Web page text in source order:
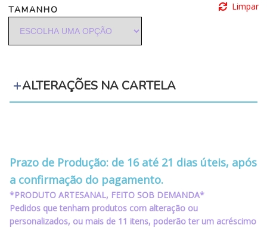
TAMANHO Limpar
ALTERAÇÕES NA CARTELA
Prazo de Produção: de 16 até 21 dias úteis, após
a confirmação do pagamento.
*PRODUTO ARTESANAL, FEITO SOB DEMANDA*
Pedidos que tenham produtos com alteração ou
personalizados, ou mais de 11 itens, poderão ter um acréscimo